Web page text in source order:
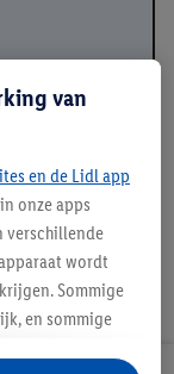
van
en de Lidl app
onze apps
verschillende
wordt
Sommige
en sommige